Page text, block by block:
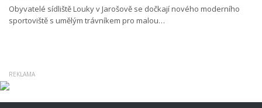
Obyvatelé sídliště Louky v Jarošově se dočkají nového moderního
sportoviště s umělým trávníkem pro malou…